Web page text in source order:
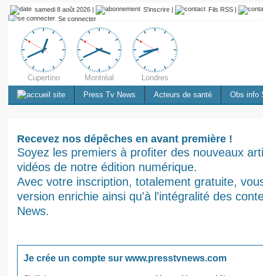
samedi 8 août 2026 | S'inscrire | Fils RSS |
Se connecter
Cupertino Montréal
Londres
Press Tv News
Acteurs de santé Obs info
Recevez nos dépêches en avant première !
Soyez les premiers à profiter des nouveaux
vidéos de notre édition numérique.
Avec votre inscription, totalement gratuite,
version enrichie ainsi qu'à l'intégralité des
News.
Je crée un compte sur www.presstvnews.com